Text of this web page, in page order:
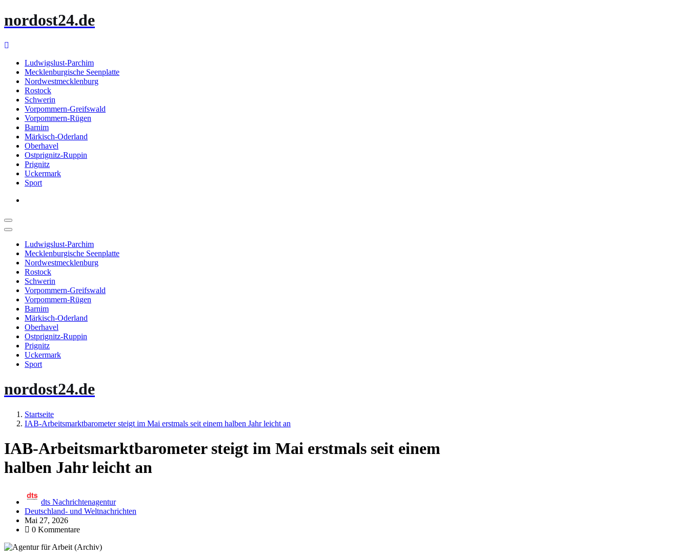
Inhalt
nordost24.de
Ludwigslust-Parchim
Mecklenburgische Seenplatte
Nordwestmecklenburg
Rostock
Schwerin
Vorpommern-Greifswald
Vorpommern-Rügen
Barnim
Märkisch-Oderland
Oberhavel
Ostprignitz-Ruppin
Prignitz
Uckermark
Sport
Ludwigslust-Parchim
Mecklenburgische Seenplatte
Nordwestmecklenburg
Rostock
Schwerin
Vorpommern-Greifswald
Vorpommern-Rügen
Barnim
Märkisch-Oderland
Oberhavel
Ostprignitz-Ruppin
Prignitz
Uckermark
Sport
nordost24.de
Startseite
IAB-Arbeitsmarktbarometer steigt im Mai erstmals seit einem halben Jahr leicht an
IAB-Arbeitsmarktbarometer steigt im Mai erstmals seit einem
halben Jahr leicht an
dts Nachrichtenagentur
Deutschland- und Weltnachrichten
Mai 27, 2026
0 Kommentare